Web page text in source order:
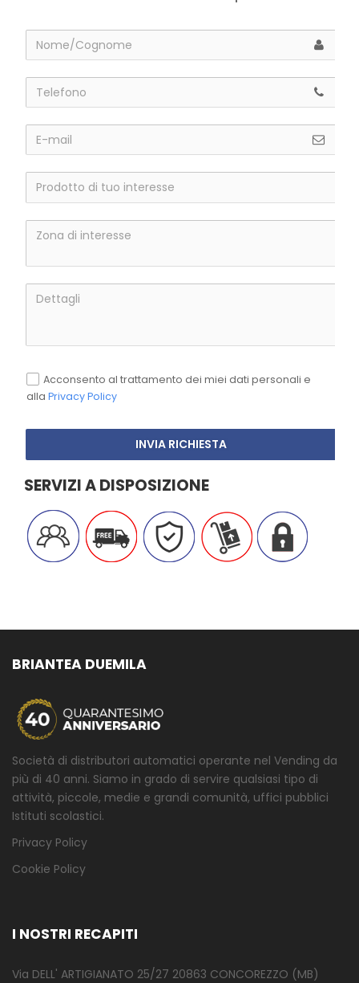
Acconsento al trattamento dei miei dati personali e
alla Privacy Policy
INVIA RICHIESTA
SERVIZI A DISPOSIZIONE
BRIANTEA DUEMILA
Società di distributori automatici operante nel Vending da
più di 40 anni. Siamo in grado di servire qualsiasi tipo di
attività, piccole, medie e grandi comunità, uffici pubblici
Istituti scolastici.
Privacy Policy
Cookie Policy
I NOSTRI RECAPITI
Via DELL' ARTIGIANATO 25/27 20863 CONCOREZZO (MB)